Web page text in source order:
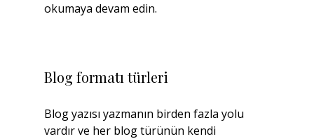
okumaya devam edin.
Blog formatı türleri
Blog yazısı yazmanın birden fazla yolu
vardır ve her blog türünün kendi